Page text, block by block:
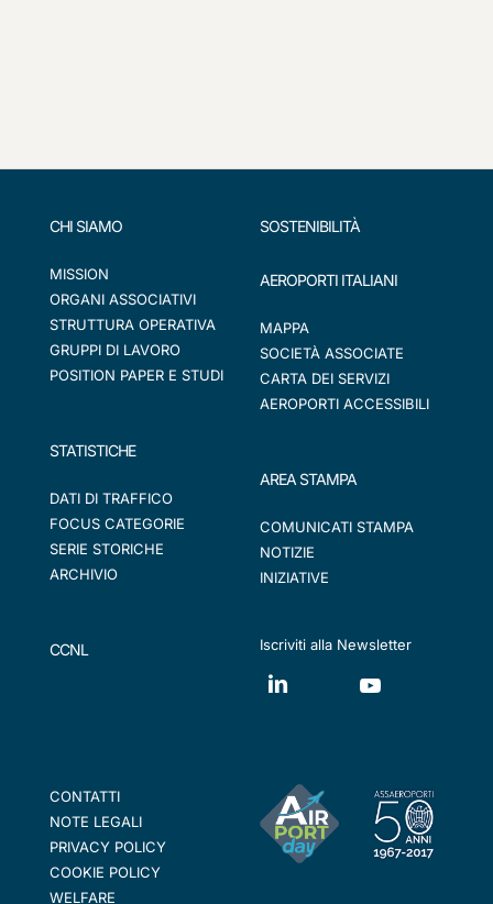
CHI SIAMO
MISSION
ORGANI ASSOCIATIVI
STRUTTURA OPERATIVA
GRUPPI DI LAVORO
POSITION PAPER E STUDI
STATISTICHE
DATI DI TRAFFICO
FOCUS CATEGORIE
SERIE STORICHE
ARCHIVIO
CCNL
SOSTENIBILITÀ
AEROPORTI ITALIANI
MAPPA
SOCIETÀ ASSOCIATE
CARTA DEI SERVIZI
AEROPORTI ACCESSIBILI
AREA STAMPA
COMUNICATI STAMPA
NOTIZIE
INIZIATIVE
Iscriviti alla Newsletter
CONTATTI
NOTE LEGALI
PRIVACY POLICY
COOKIE POLICY
WELFARE